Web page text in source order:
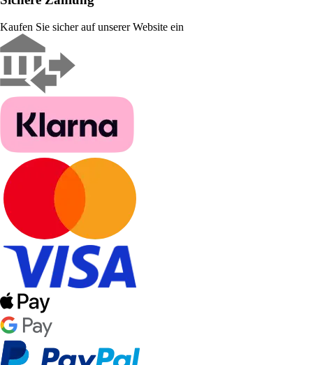
Kaufen Sie sicher auf unserer Website ein